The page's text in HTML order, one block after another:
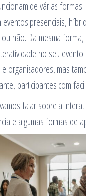
de várias
eventos presenciais,
ou não. Da mesma
no seu
organizadores, mas
participantes com
falar sobre a
e algumas formas de